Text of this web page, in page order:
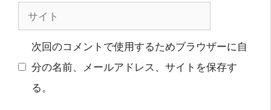
イ
次回のコメントで使用するためブラウザーに自
分の名前、メールアドレス、サイトを保存す
る。